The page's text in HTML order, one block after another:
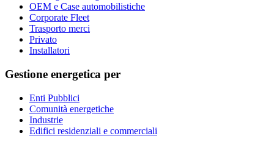
OEM e Case automobilistiche
Corporate Fleet
Trasporto merci
Privato
Installatori
Gestione energetica per
Enti Pubblici
Comunità energetiche
Industrie
Edifici residenziali e commerciali